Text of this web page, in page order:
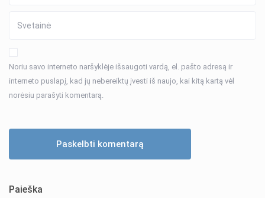
Noriu savo interneto naršyklėje išsaugoti vardą, el. pašto adresą ir
interneto puslapį, kad jų nebereiktų įvesti iš naujo, kai kitą kartą vėl
norėsiu parašyti komentarą.
Paieška